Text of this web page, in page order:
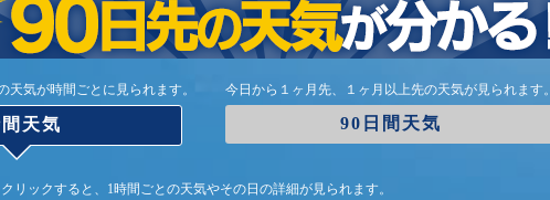
天気が時間ごとに見られます。
天気
今日から１ヶ月先、１ヶ月以上先の天気が見られます。
90日間天気
リックすると、1時間ごとの天気やその日の詳細が見られます。